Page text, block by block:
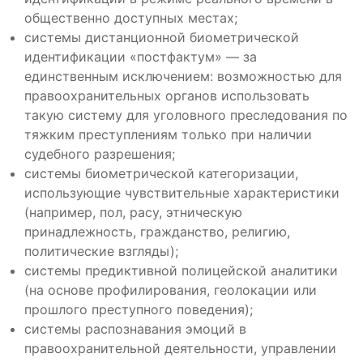
общественно доступных местах;
системы дистанционной биометрической
идентификации «постфактум» — за
единственным исключением: возможностью для
правоохранительных органов использовать
такую систему для уголовного преследования по
тяжким преступлениям только при наличии
судебного разрешения;
системы биометрической категоризации,
использующие чувствительные характеристики
(например, пол, расу, этническую
принадлежность, гражданство, религию,
политические взгляды);
системы предиктивной полицейской аналитики
(на основе профилирования, геолокации или
прошлого преступного поведения);
системы распознавания эмоций в
правоохранительной деятельности, управлении